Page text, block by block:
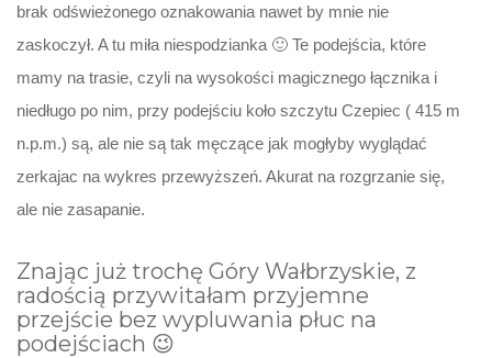
brak odświeżonego oznakowania nawet by mnie nie
zaskoczył. A tu miła niespodzianka 🙂 Te podejścia, które
mamy na trasie, czyli na wysokości magicznego łącznika i
niedługo po nim, przy podejściu koło szczytu Czepiec ( 415 m
n.p.m.) są, ale nie są tak męczące jak mogłyby wyglądać
zerkajac na wykres przewyższeń. Akurat na rozgrzanie się,
ale nie zasapanie.
Znając już trochę Góry Wałbrzyskie, z
radością przywitałam przyjemne
przejście bez wypluwania płuc na
podejściach 😉